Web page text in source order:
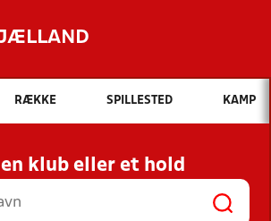
Hvad vil du søge efter?
INDHOLD OG NYHEDER
RESULTATER, KLUBBER OG
HOLD
RÆKKE SPILLESTED KAMP
en klub eller et hold